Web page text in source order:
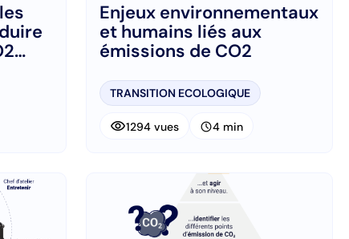
Enjeux environnementaux
et humains liés aux
émissions de CO2
TRANSITION ECOLOGIQUE
visibility1294 vues schedule4 min